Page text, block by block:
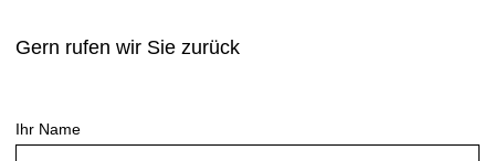
Gern rufen wir Sie zurück
Ihr Name